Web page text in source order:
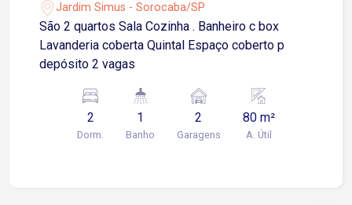
Jardim Simus - Sorocaba/SP
São 2 quartos Sala Cozinha . Banheiro c box
Lavanderia coberta Quintal Espaço coberto p
depósito 2 vagas
2
Dorm.
1
Banho
2
Garagens
80 m²
A. Útil